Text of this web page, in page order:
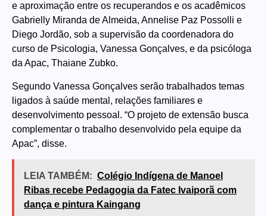
e aproximação entre os recuperandos e os acadêmicos
Gabrielly Miranda de Almeida, Annelise Paz Possolli e
Diego Jordão, sob a supervisão da coordenadora do
curso de Psicologia, Vanessa Gonçalves, e da psicóloga
da Apac, Thaiane Zubko.
Segundo Vanessa Gonçalves serão trabalhados temas
ligados à saúde mental, relações familiares e
desenvolvimento pessoal. “O projeto de extensão busca
complementar o trabalho desenvolvido pela equipe da
Apac”, disse.
LEIA TAMBÉM: Colégio Indígena de Manoel
Ribas recebe Pedagogia da Fatec Ivaiporã com
dança e pintura Kaingang